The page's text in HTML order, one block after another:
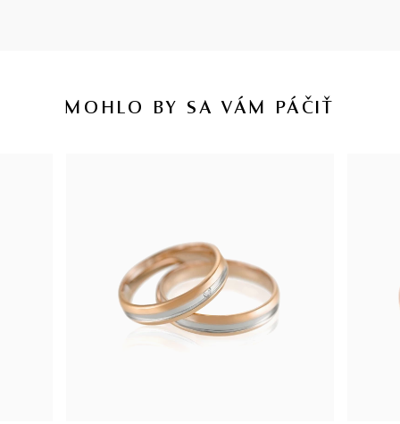
MOHLO BY SA VÁM PÁČIŤ